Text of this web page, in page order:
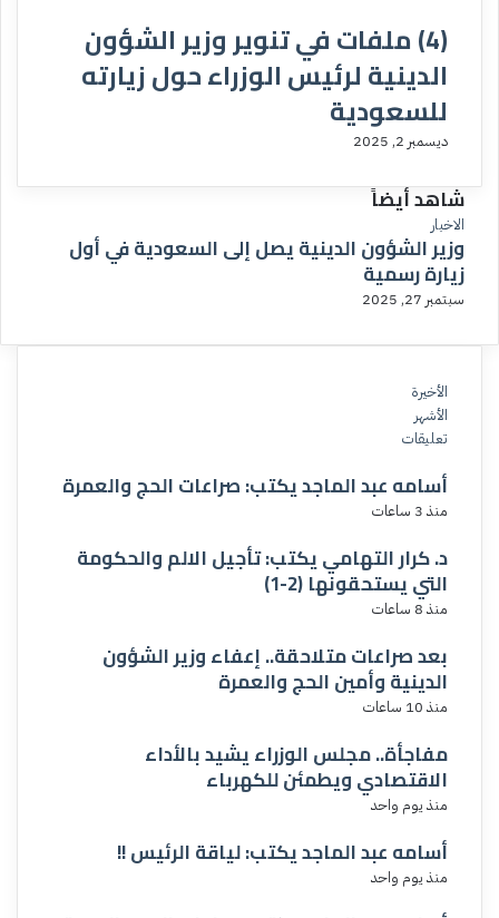
(4) ملفات في تنوير وزير الشؤون
الدينية لرئيس الوزراء حول زيارته
للسعودية
ديسمبر 2, 2025
شاهد أيضاً
الاخبار
وزير الشؤون الدينية يصل إلى السعودية في أول
زيارة رسمية
سبتمبر 27, 2025
الأخيرة
الأشهر
تعليقات
أسامه عبد الماجد يكتب: صراعات الحج والعمرة
منذ 3 ساعات
د. كرار التهامي يكتب: تأجيل الالم والحكومة
التي يستحقونها (2-1)
منذ 8 ساعات
بعد صراعات متلاحقة.. إعفاء وزير الشؤون
الدينية وأمين الحج والعمرة
منذ 10 ساعات
مفاجأة.. مجلس الوزراء يشيد بالأداء
الاقتصادي ويطمئن للكهرباء
منذ يوم واحد
أسامه عبد الماجد يكتب: لياقة الرئيس !!
منذ يوم واحد